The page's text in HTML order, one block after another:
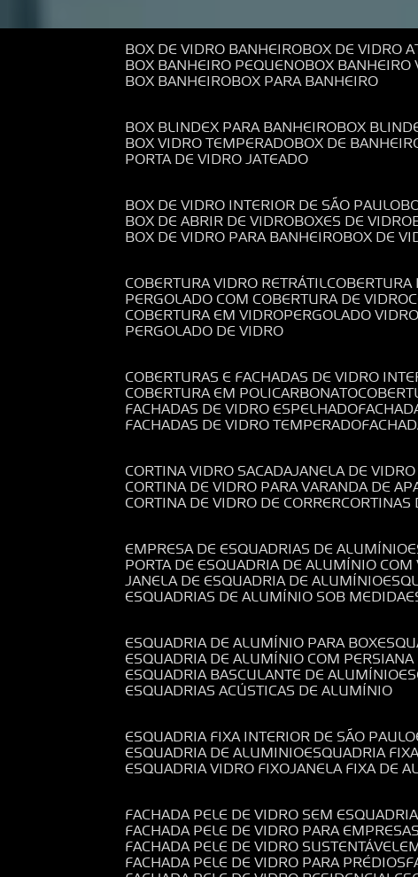
BOX DE VIDRO BANHEIRO BOX DE VIDRO
BOX BANHEIRO PEQUENO BOX
BOX BANHEIRO BOX PARA BANHEIRO
BOX BLINDEX PARA BANHEIRO BOX
BOX VIDRO TEMPERADO BOX DE
PORTA DE VIDRO JATEADO
BOX DE VIDRO INTERIOR DE SÃO PAULO
BOX DE ABRIR DE VIDRO BOXES DE VIDRO
BOX DE VIDRO PARA BANHEIRO BOX DE
COBERTURA VIDRO RETRÁTIL
PERGOLADO COM COBERTURA DE VIDRO
COBERTURA EM VIDRO PERGOLADO VIDRO
PERGOLADO DE VIDRO
COBERTURAS E FACHADAS DE VIDRO
COBERTURA EM POLICARBONATO
FACHADAS DE VIDRO ESPELHADO
FACHADAS DE VIDRO TEMPERADO
CORTINA VIDRO SACADA JANELA DE
CORTINA DE VIDRO PARA VARANDA DE
CORTINA DE VIDRO DE CORRER
EMPRESA DE ESQUADRIAS DE ALUMÍNIO
PORTA DE ESQUADRIA DE ALUMÍNIO
JANELA DE ESQUADRIA DE ALUMÍNIO
ESQUADRIAS DE ALUMÍNIO SOB MEDIDA
ESQUADRIA DE ALUMÍNIO PARA BOX
ESQUADRIA DE ALUMÍNIO COM
ESQUADRIA BASCULANTE DE ALUMÍNIO
ESQUADRIAS ACÚSTICAS DE ALUMÍNIO
ESQUADRIA FIXA INTERIOR DE SÃO PAULO
ESQUADRIA DE ALUMINIO ESQUADRIA
ESQUADRIA VIDRO FIXO JANELA FIXA DE
FACHADA PELE DE VIDRO SEM
FACHADA PELE DE VIDRO PARA EMPRESAS
FACHADA PELE DE VIDRO SUSTENTÁVEL
FACHADA PELE DE VIDRO PARA PRÉDIOS